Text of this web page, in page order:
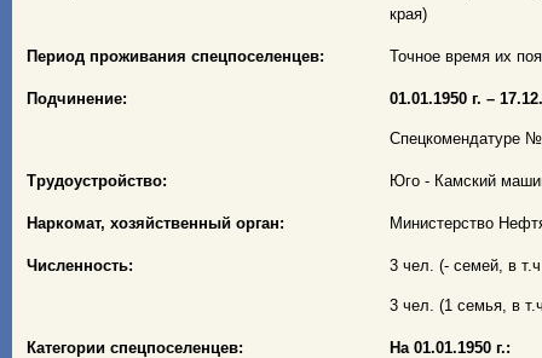
края)
Период проживания спецпоселенцев: Точное время их
Подчинение: 01.01.1950 г. –
Спецкомендатуре №
Трудоустройство: Юго - Камский
Наркомат, хозяйственный орган: Министерство
Численность: 3 чел. (- семей, в
3 чел. (1 семья, в
Категории спецпоселенцев: На 01.01.1950 г.: